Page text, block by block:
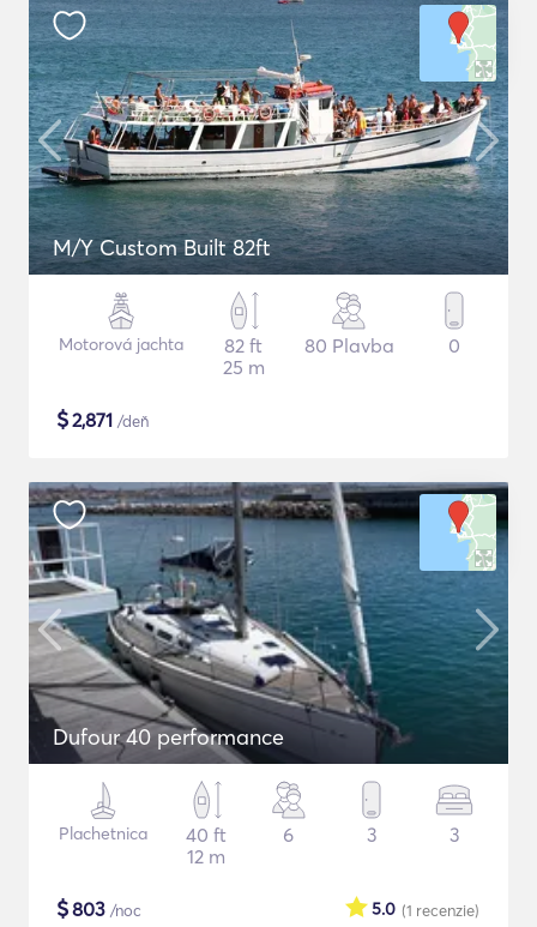
M/Y Custom Built 82ft
Motorová jachta
82 ft
25 m
80 Plavba 0
$2,871 /deň
Dufour 40 performance
Plachetnica
40 ft
12 m
6 3 3
$803 /noc (1 recenzie)
5.0